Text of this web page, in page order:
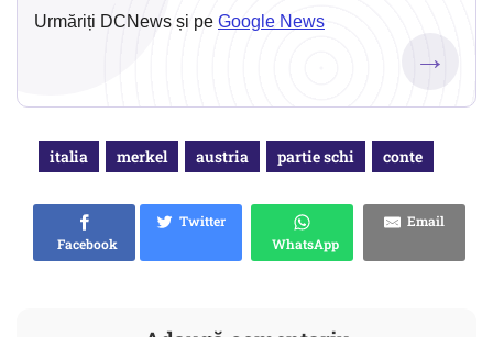
Urmăriți DCNews și pe Google News
→
italia merkel austria partie schi conte
Facebook
Twitter
WhatsApp
Email